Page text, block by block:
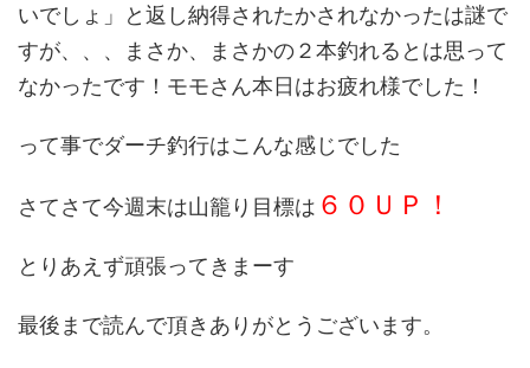
いでしょ」と返し納得されたかされなかったは謎で
すが、、、まさか、まさかの２本釣れるとは思って
なかったです！モモさん本日はお疲れ様でした！
って事でダーチ釣行はこんな感じでした
さてさて今週末は山籠り目標は ６０ＵＰ！
とりあえず頑張ってきまーす
最後まで読んで頂きありがとうございます。